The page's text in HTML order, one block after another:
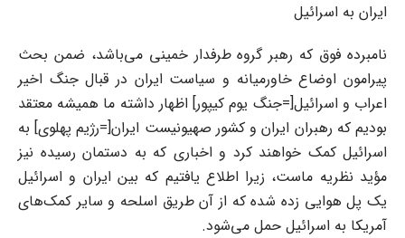
ایران به اسرائیل
نامبرده فوق که رهبر گروه طرفدار خمینی می‌باشد، ضمن بحث
پیرامون اوضاع خاورمیانه و سیاست ایران در قبال جنگ اخیر
اعراب و اسرائیل[=جنگ یوم کیپور] اظهار داشته ما همیشه معتقد
بودیم که رهبران ایران و کشور صهیونیست ایران[=رژیم پهلوی] به
اسرائیل کمک خواهند کرد و اخباری که به دستمان رسیده نیز
مؤید نظریه ماست، زیرا اطلاع یافتیم که بین ایران و اسرائیل
یک پل هوایی زده شده که از آن طریق اسلحه و سایر کمک‌های
آمریکا به اسرائیل حمل می‌شود.